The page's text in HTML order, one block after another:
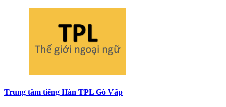
Trung tâm tiếng Hàn TPL Gò Vấp